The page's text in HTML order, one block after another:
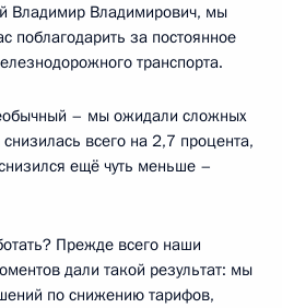
Владимир Владимирович, мы
поблагодарить за постоянное
транспорта.
– мы ожидали сложных
снизилась всего на 2,7 процента,
ещё чуть меньше –
Прежде всего наши
дали такой результат: мы
по снижению тарифов,